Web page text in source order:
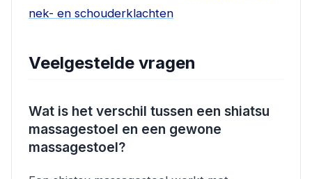
nek- en schouderklachten
Veelgestelde vragen
Wat is het verschil tussen een shiatsu
massagestoel en een gewone
massagestoel?